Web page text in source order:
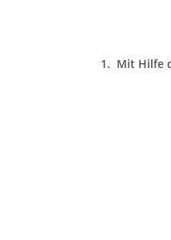
1. Mit Hilfe